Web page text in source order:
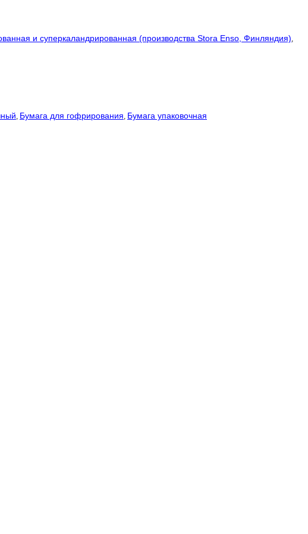
и суперкаландрированная (производства Stora Enso, Финляндия),
, Бумага для гофрирования, Бумага упаковочная